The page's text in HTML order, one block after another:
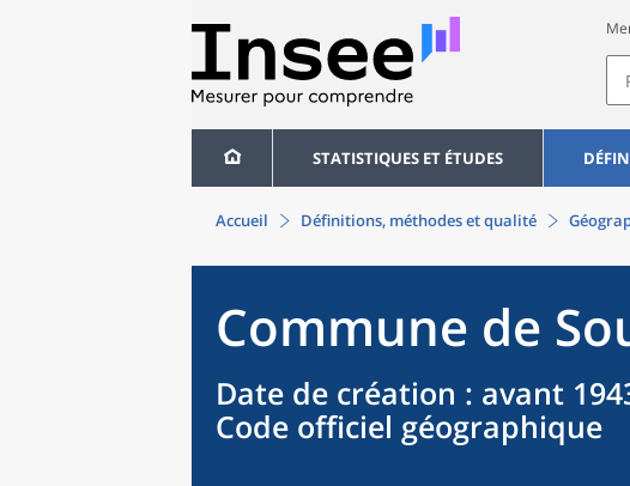
STATISTIQUES ET ÉTUDES
Accueil Définitions, méthodes et qualité
Commune de
Date de création : avant
Code officiel géographique